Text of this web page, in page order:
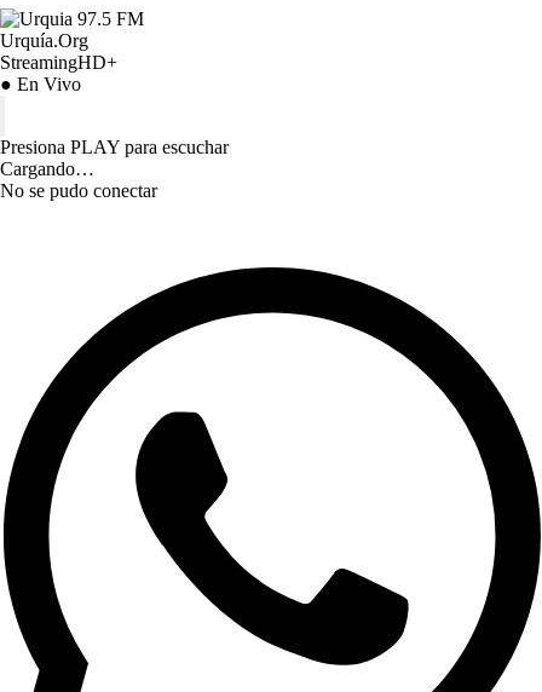
Urquía.Org
StreamingHD+
● En Vivo
Presiona PLAY para escuchar
Cargando…
No se pudo conectar